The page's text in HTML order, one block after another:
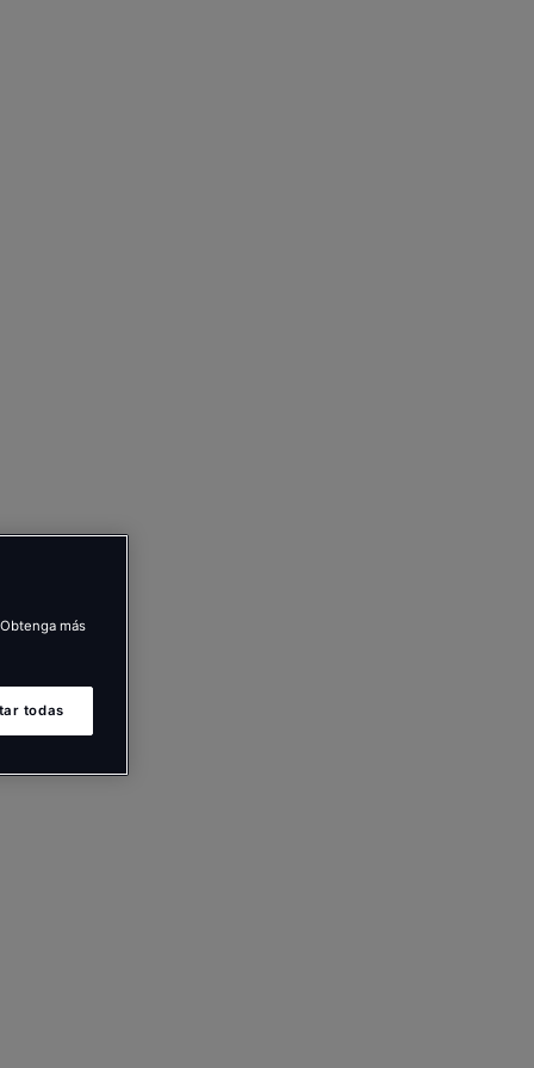
más
todas